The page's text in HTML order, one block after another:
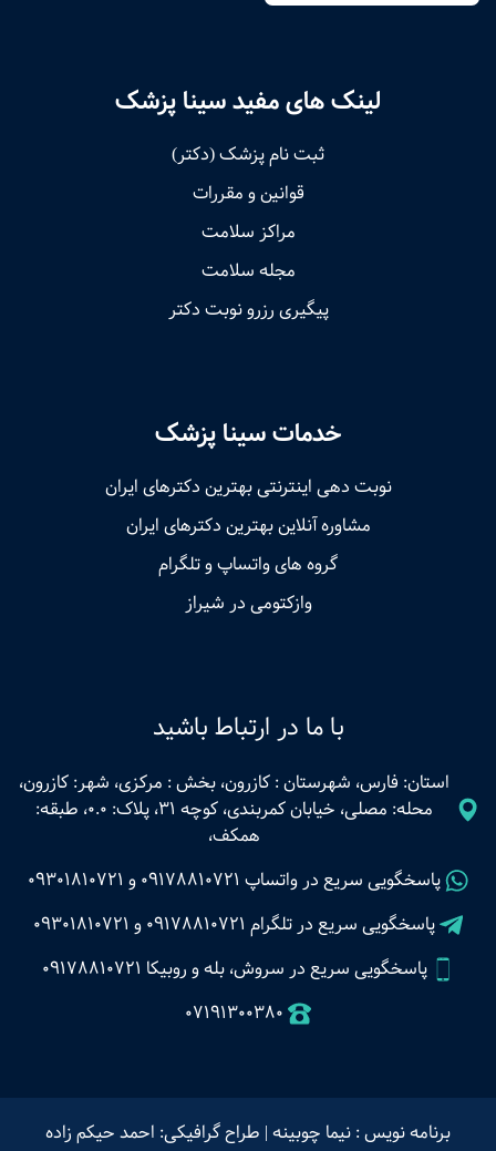
لینک های مفید سینا پزشک
ثبت نام پزشک (دکتر)
قوانین و مقررات
مراکز سلامت
مجله سلامت
پیگیری رزرو نوبت دکتر
خدمات سینا پزشک
نوبت‌ دهی اینترنتی بهترین دکترهای ایران
مشاوره آنلاین بهترین دکترهای ایران
گروه های واتساپ و تلگرام
وازکتومی در شیراز
با ما در ارتباط باشید
استان: فارس، شهرستان : کازرون، بخش : مرکزی، شهر: کازرون،
محله: مصلی، خیابان کمربندی، کوچه 31، پلاک: 0.0، طبقه:
همکف،
پاسخگویی سریع در واتساپ 09178810721 و 09301810721
پاسخگویی سریع در تلگرام 09178810721 و 09301810721
پاسخگویی سریع در سروش، بله و روبیکا 09178810721
07191300380
برنامه نویس : نیما چوبینه | طراح گرافیکی: احمد حیکم زاده